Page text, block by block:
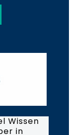
Wissen
in